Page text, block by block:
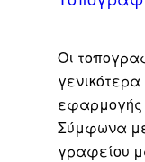
Οι
εφαρμογής
Σύμφωνα
γραφείου